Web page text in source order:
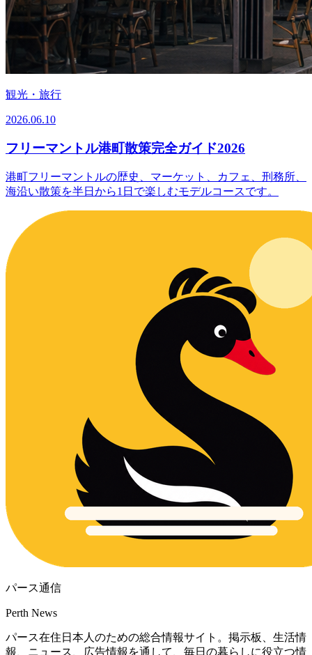
観光・旅行
2026.06.10
フリーマントル港町散策完全ガイド2026
港町フリーマントルの歴史、マーケット、カフェ、刑務所、
海沿い散策を半日から1日で楽しむモデルコースです。
パース通信
Perth News
パース在住日本人のための総合情報サイト。掲示板、生活情
報、ニュース、広告情報を通して、毎日の暮らしに役立つ情